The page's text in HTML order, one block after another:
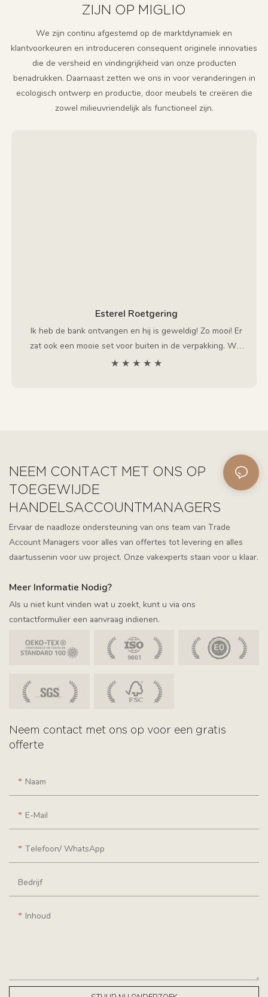
ZIJN OP MIGLIO
We zijn continu afgestemd op de marktdynamiek en
klantvoorkeuren en introduceren consequent originele innovaties
die de versheid en vindingrijkheid van onze producten
benadrukken. Daarnaast zetten we ons in voor veranderingen in
ecologisch ontwerp en productie, door meubels te creëren die
zowel milieuvriendelijk als functioneel zijn.
Esterel Roetgering
Ik heb de bank ontvangen en hij is geweldig! Zo mooi! Er
zat ook een mooie set voor buiten in de verpakking. Wat
ook mooi was, was het cadeau dat ik Chris liet zien.
★ ★ ★ ★ ★
NEEM CONTACT MET ONS OP
TOEGEWIJDE
HANDELSACCOUNTMANAGERS
Ervaar de naadloze ondersteuning van ons team van Trade
Account Managers voor alles van offertes tot levering en alles
daartussenin voor uw project. Onze vakexperts staan ​​voor u klaar.
Meer Informatie Nodig?
Als u niet kunt vinden wat u zoekt, kunt u via ons
contactformulier een aanvraag indienen.
Neem contact met ons op voor een gratis
offerte
Naam
E-Mail
Telefoon/ WhatsApp
Bedrijf
Inhoud